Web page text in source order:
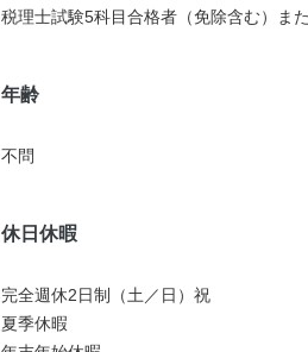
税理士試験5科目合格者（免除含む）ま
年齢
不問
休日休暇
完全週休2日制（土／日）祝
夏季休暇